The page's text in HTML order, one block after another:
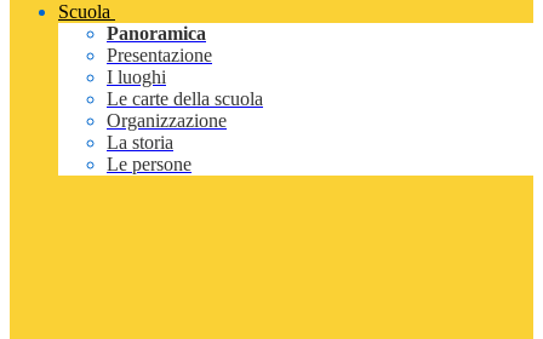
Scuola
Panoramica
Presentazione
I luoghi
Le carte della scuola
Organizzazione
La storia
Le persone